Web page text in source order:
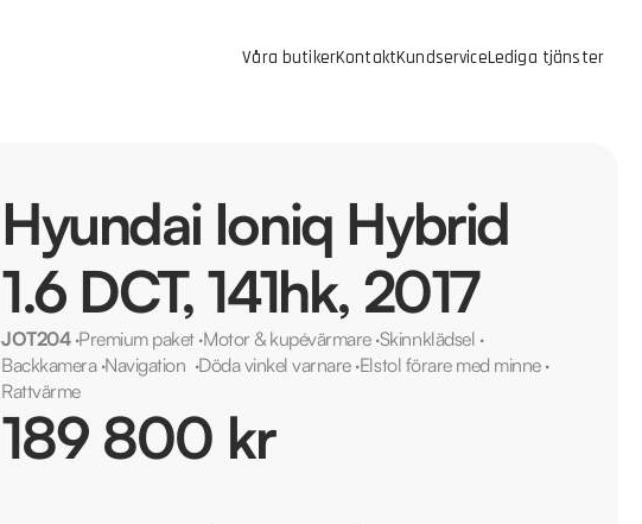
Våra butikerKontaktKundserviceLediga tjänster
Hyundai Ioniq Hybrid
1.6 DCT, 141hk, 2017
JOT204·Premium paket·Motor & kupévärmare·Skinnklädsel ·
Backkamera·Navigation ·Döda vinkel varnare·Elstol förare med minne·
Rattvärme
189 800 kr